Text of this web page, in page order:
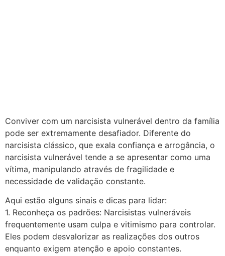
Conviver com um narcisista vulnerável dentro da família
pode ser extremamente desafiador. Diferente do
narcisista clássico, que exala confiança e arrogância, o
narcisista vulnerável tende a se apresentar como uma
vítima, manipulando através de fragilidade e
necessidade de validação constante.
Aqui estão alguns sinais e dicas para lidar:
1. Reconheça os padrões: Narcisistas vulneráveis
frequentemente usam culpa e vitimismo para controlar.
Eles podem desvalorizar as realizações dos outros
enquanto exigem atenção e apoio constantes.